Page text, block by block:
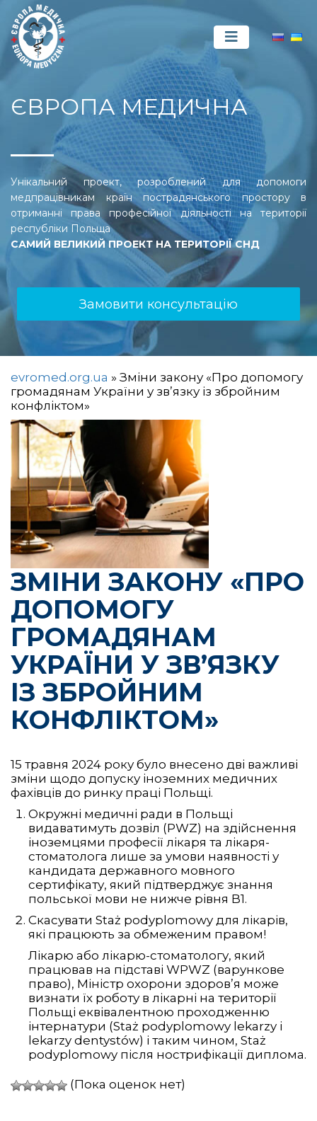
ЄВРОПА МЕДИЧНА
Унікальний проект, розроблений для допомоги
медпрацівникам країн пострадянського простору в
отриманні права професійної діяльності на території
республіки Польща
САМИЙ ВЕЛИКИЙ ПРОЕКТ НА ТЕРИТОРІЇ СНД
Замовити консультацію
evromed.org.ua » Зміни закону «Про допомогу
громадянам України у зв’язку із збройним
конфліктом»
ЗМІНИ ЗАКОНУ «ПРО
ДОПОМОГУ
ГРОМАДЯНАМ
УКРАЇНИ У ЗВ’ЯЗКУ
ІЗ ЗБРОЙНИМ
КОНФЛІКТОМ»
15 травня 2024 року було внесено дві важливі
зміни щодо допуску іноземних медичних
фахівців до ринку праці Польщі.
Окружні медичні ради в Польщі
видаватимуть дозвіл (PWZ) на здійснення
іноземцями професії лікаря та лікаря-
стоматолога лише за умови наявності у
кандидата державного мовного
сертифікату, який підтверджує знання
польської мови не нижче рівня B1.
Скасувати Staż podyplomowy для лікарів,
які працюють за обмеженим правом!
Лікарю або лікарю-стоматологу, який
працював на підставі WPWZ (варункове
право), Міністр охорони здоров’я може
визнати їх роботу в лікарні на території
Польщі еквівалентною проходженню
інтернатури (Staż podyplomowy lekarzy i
lekarzy dentystów) і таким чином, Staż
podyplomowy після нострифікації диплома.
(Пока оценок нет)